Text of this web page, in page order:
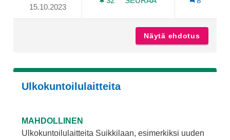
15.10.2023
Näytä ehdotus
Ulkokuntoilulaitteita
MAHDOLLINEN
Ulkokuntoilulaitteita Suikkilaan, esimerkiksi uuden